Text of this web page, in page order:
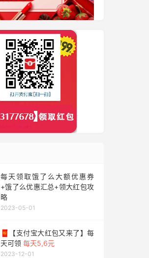
每天领取饿了么大额优惠券
+饿了么优惠汇总+领大红包攻
略
2023-05-01
🧧【支付宝大红包又来了】每
天可领 每天5,6元
2023-12-01